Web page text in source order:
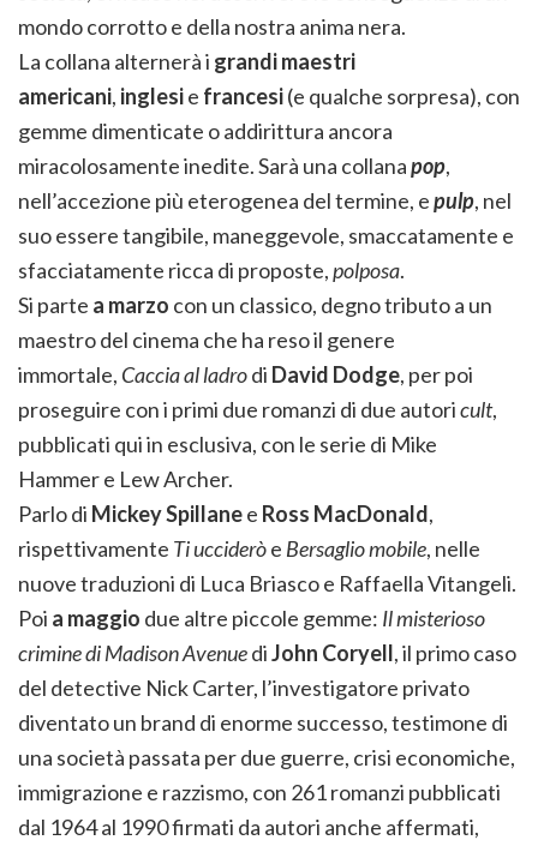
mondo corrotto e della nostra anima nera.
La collana alternerà i grandi maestri
americani, inglesie francesi(e qualche sorpresa), con
gemme dimenticate o addirittura ancora
miracolosamente inedite. Sarà una collanapop,
nell’accezione più eterogenea del termine, epulp, nel
suo essere tangibile, maneggevole, smaccatamente e
sfacciatamente ricca di proposte,polposa.
Si parte a marzo con un classico, degno tributo a un
maestro del cinema che ha reso il genere
immortale, Caccia al ladrodi David Dodge, per poi
proseguire con i primi due romanzi di due autoricult,
pubblicati qui in esclusiva, con le serie di Mike
Hammer e Lew Archer.
Parlo di Mickey Spillanee Ross MacDonald,
rispettivamente Ti uccideròe Bersaglio mobile, nelle
nuove traduzioni di Luca Briasco e Raffaella Vitangeli.
Poi a maggio due altre piccole gemme: Il misterioso
crimine di Madison AvenuediJohn Coryell, il primo caso
del detective Nick Carter, l’investigatore privato
diventato un brand di enorme successo, testimone di
una società passata per due guerre, crisi economiche,
immigrazione e razzismo, con 261 romanzi pubblicati
dal 1964 al 1990 firmati da autori anche affermati,